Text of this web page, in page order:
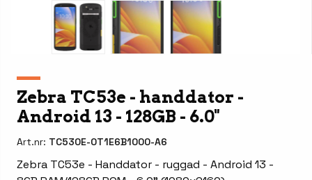
Zebra TC53e - handdator -
Android 13 - 128GB - 6.0"
Art.nr: TC530E-0T1E6B1000-A6
Zebra TC53e - Handdator - ruggad - Android 13 -